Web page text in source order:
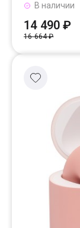
В наличии
14 490 ₽
16 664 ₽